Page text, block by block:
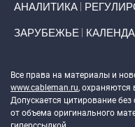
АНАЛИТИКА
ЗАРУБЕЖЬЕ
Все права на материалы и
www.cableman.ru, охраняются
Допускается цитирование без
от объема оригинального